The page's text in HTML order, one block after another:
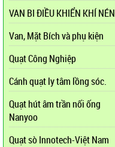
VAN BI ĐIỀU KHIỂN KHÍ NÉN
Van, Mặt Bích và phụ kiện
Quạt Công Nghiệp
Cánh quạt ly tâm lồng sóc.
Quạt hút âm trần nối ống
Nanyoo
Quạt sò Innotech-Việt Nam